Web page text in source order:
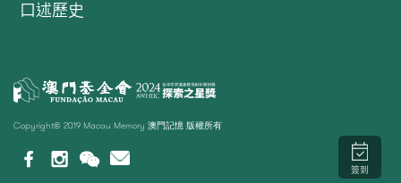
口述歷史
Copyright© 2019 Macau Memory 澳門記憶 版權所有
簽到